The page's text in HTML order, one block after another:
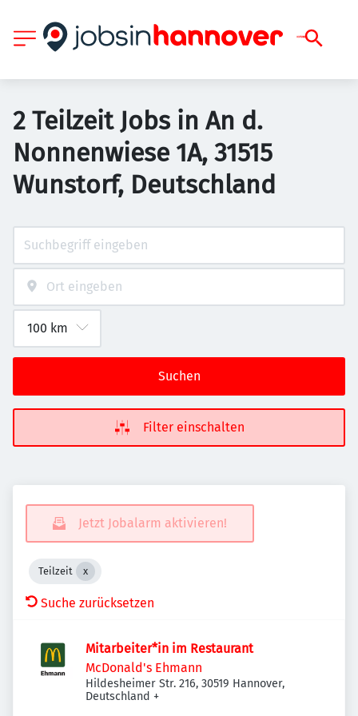
2 Teilzeit Jobs in An d.
Nonnenwiese 1A, 31515
Wunstorf, Deutschland
Suchen
Filter einschalten
Jetzt Jobalarm aktivieren!
Teilzeit
Suche zurücksetzen
Mitarbeiter*in im Restaurant
McDonald's Ehmann
Hildesheimer Str. 216, 30519 Hannover,
Deutschland +